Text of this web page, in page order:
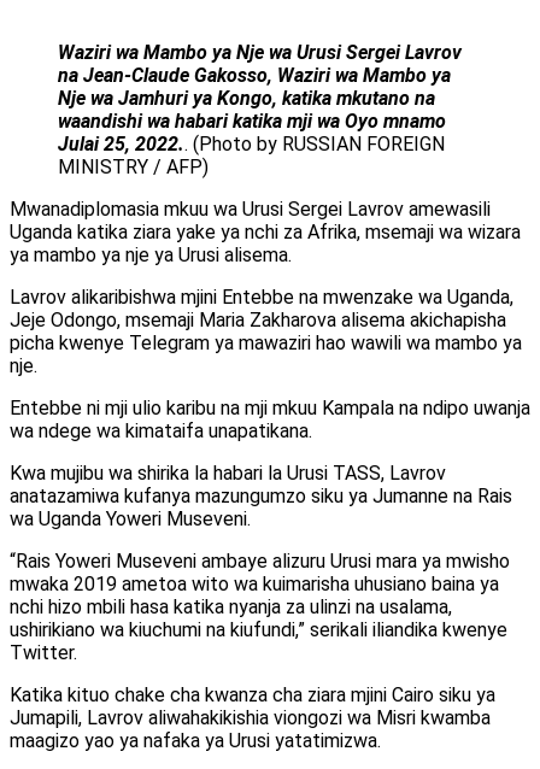
Waziri wa Mambo ya Nje wa Urusi Sergei Lavrov
na Jean-Claude Gakosso, Waziri wa Mambo ya
Nje wa Jamhuri ya Kongo, katika mkutano na
waandishi wa habari katika mji wa Oyo mnamo
Julai 25, 2022.. (Photo by RUSSIAN FOREIGN
MINISTRY / AFP)
Mwanadiplomasia mkuu wa Urusi Sergei Lavrov amewasili
Uganda katika ziara yake ya nchi za Afrika, msemaji wa wizara
ya mambo ya nje ya Urusi alisema.
Lavrov alikaribishwa mjini Entebbe na mwenzake wa Uganda,
Jeje Odongo, msemaji Maria Zakharova alisema akichapisha
picha kwenye Telegram ya mawaziri hao wawili wa mambo ya
nje.
Entebbe ni mji ulio karibu na mji mkuu Kampala na ndipo uwanja
wa ndege wa kimataifa unapatikana.
Kwa mujibu wa shirika la habari la Urusi TASS, Lavrov
anatazamiwa kufanya mazungumzo siku ya Jumanne na Rais
wa Uganda Yoweri Museveni.
“Rais Yoweri Museveni ambaye alizuru Urusi mara ya mwisho
mwaka 2019 ametoa wito wa kuimarisha uhusiano baina ya
nchi hizo mbili hasa katika nyanja za ulinzi na usalama,
ushirikiano wa kiuchumi na kiufundi,” serikali iliandika kwenye
Twitter.
Katika kituo chake cha kwanza cha ziara mjini Cairo siku ya
Jumapili, Lavrov aliwahakikishia viongozi wa Misri kwamba
maagizo yao ya nafaka ya Urusi yatatimizwa.